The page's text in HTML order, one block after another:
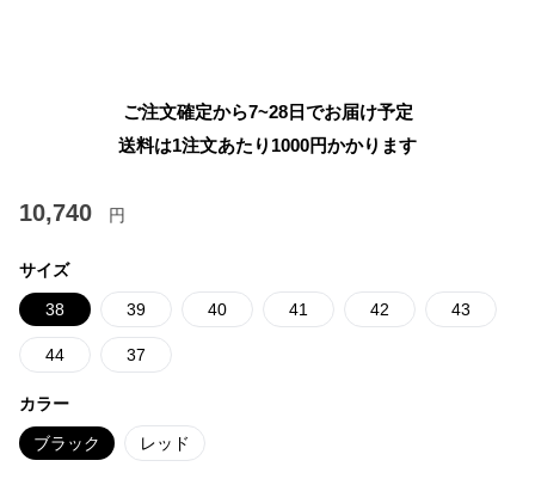
ご注文確定から7~28日でお届け予定
送料は1注文あたり 1000円かかります
10,740 円
サイズ
38 39 40 41 42 43
44 37
カラー
ブラック レッド